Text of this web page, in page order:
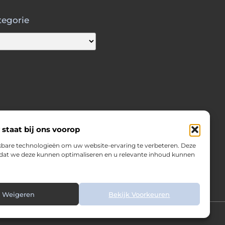
staat bij ons voorop
technologieën om uw website-ervaring te verbeteren. Deze
we deze kunnen optimaliseren en u relevante inhoud kunnen
Weigeren Bekijk Voorkeuren